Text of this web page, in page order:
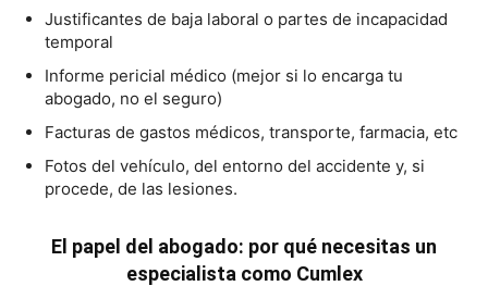
Justificantes de baja laboral o partes de incapacidad
temporal
Informe pericial médico (mejor si lo encarga tu
abogado, no el seguro)
Facturas de gastos médicos, transporte, farmacia, etc
Fotos del vehículo, del entorno del accidente y, si
procede, de las lesiones.
El papel del abogado: por qué necesitas un
especialista como Cumlex